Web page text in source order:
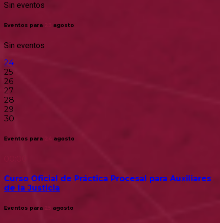
Sin eventos
Eventos para agosto
Sin eventos
24
25
26
27
28
29
30
Eventos para agosto
Curso Oficial de Práctica Procesal para Auxiliares
de la Justicia
Eventos para agosto